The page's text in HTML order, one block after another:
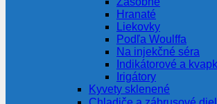
Hranaté
Liekovky
Podľa Woulffa
Na injekčné séra
Indikátorové a
Irigátory
Kyvety sklenené